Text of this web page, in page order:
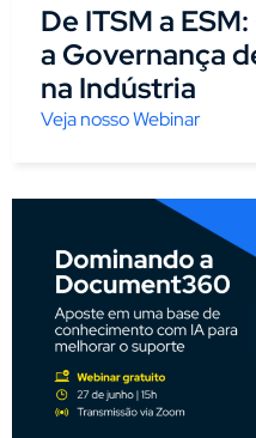
De ITSM a
a Governança
na Indústria
Veja nosso Webinar